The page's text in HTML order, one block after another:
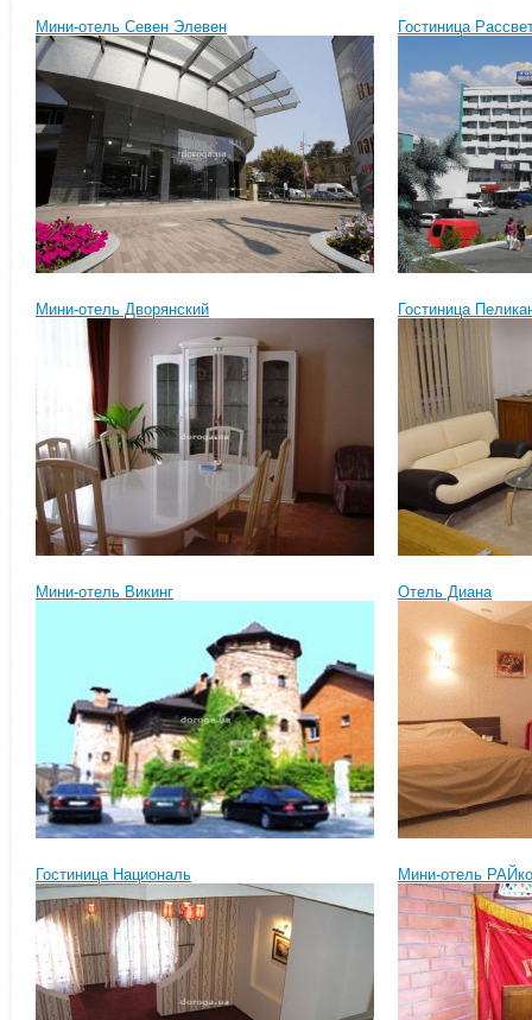
Мини-отель Севен Элевен Гостиница
Мини-отель Дворянский Гостиница
Мини-отель Викинг Отель Диана
Гостиница Националь Мини-отель